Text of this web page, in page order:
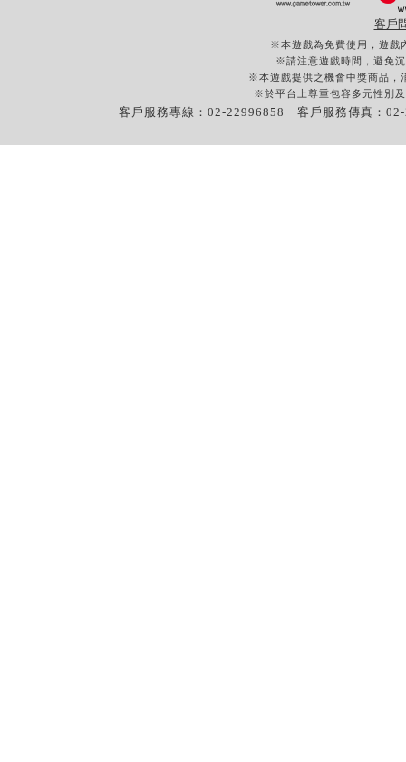
客戶
※本遊戲為免費使用，遊戲
※請注意遊戲時間，避免
※本遊戲提供之機會中獎商品，
※於平台上尊重包容多元性別
客戶服務專線：02-22996858 客戶服務傳真：